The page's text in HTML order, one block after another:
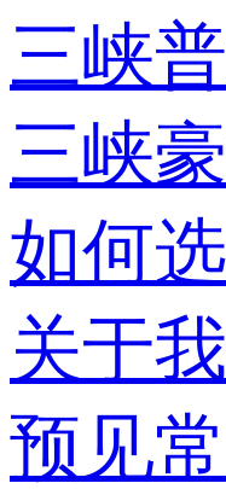
三峡
三峡
如何
关于
预见